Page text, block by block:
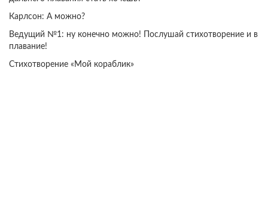
Карлсон: А можно?
Ведущий №1: ну конечно можно! Послушай стихотворение и в
плавание!
Стихотворение «Мой кораблик»